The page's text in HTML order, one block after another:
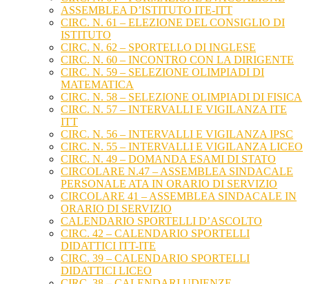
ASSEMBLEA D’ISTITUTO ITE-ITT
CIRC. N. 61 – ELEZIONE DEL CONSIGLIO DI
ISTITUTO
CIRC. N. 62 – SPORTELLO DI INGLESE
CIRC. N. 60 – INCONTRO CON LA DIRIGENTE
CIRC. N. 59 – SELEZIONE OLIMPIADI DI
MATEMATICA
CIRC. N. 58 – SELEZIONE OLIMPIADI DI FISICA
CIRC. N. 57 – INTERVALLI E VIGILANZA ITE
ITT
CIRC. N. 56 – INTERVALLI E VIGILANZA IPSC
CIRC. N. 55 – INTERVALLI E VIGILANZA LICEO
CIRC. N. 49 – DOMANDA ESAMI DI STATO
CIRCOLARE N.47 – ASSEMBLEA SINDACALE
PERSONALE ATA IN ORARIO DI SERVIZIO
CIRCOLARE 41 – ASSEMBLEA SINDACALE IN
ORARIO DI SERVIZIO
CALENDARIO SPORTELLI D’ASCOLTO
CIRC. 42 – CALENDARIO SPORTELLI
DIDATTICI ITT-ITE
CIRC. 39 – CALENDARIO SPORTELLI
DIDATTICI LICEO